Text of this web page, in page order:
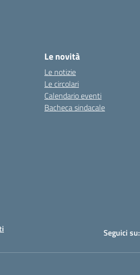
Le novità
Le notizie
Le circolari
Calendario eventi
Bacheca sindacale
Seguici su: